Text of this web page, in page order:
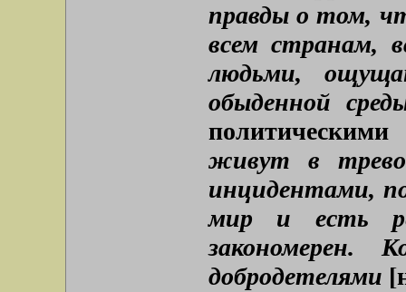
правды о том,
всем странам,
людьми,
обыденной
политическими
живут в
инцидентами,
мир и есть
закономерен.
добродетелями